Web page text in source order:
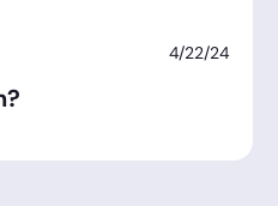
4/22/24